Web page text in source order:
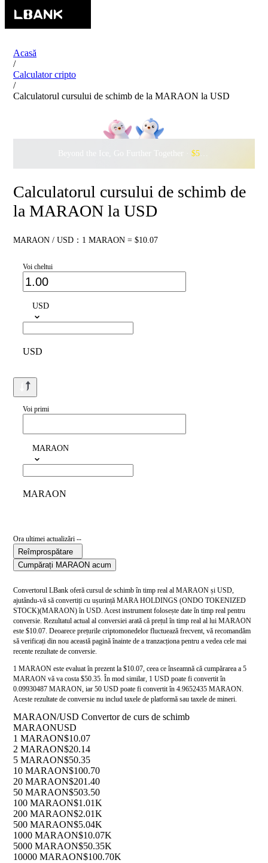
Acasă
/
Calculator cripto
/
Calculatorul cursului de schimb de la MARAON la USD
Beyond the Ice, Go Further Together · $500,000
Calculatorul cursului de schimb de
la MARAON la USD
MARAON / USD：1 MARAON = $10.07
Voi cheltui
USD
USD
Voi primi
MARAON
MARAON
Ora ultimei actualizări --
Reîmprospătare
Cumpărați MARAON acum
Convertorul LBank oferă cursul de schimb în timp real al MARAON și USD,
ajutându-vă să convertiți cu ușurință MARA HOLDINGS (ONDO TOKENIZED
STOCK)(MARAON) în USD. Acest instrument folosește date în timp real pentru
conversie. Rezultatul actual al conversiei arată că prețul în timp real al lui MARAON
este $10.07. Deoarece prețurile criptomonedelor fluctuează frecvent, vă recomandăm
să verificați din nou această pagină înainte de a tranzacționa pentru a vedea cele mai
recente rezultate de conversie.
1 MARAON este evaluat în prezent la $10.07, ceea ce înseamnă că cumpărarea a 5
MARAON vă va costa $50.35. În mod similar, 1 USD poate fi convertit în
0.09930487 MARAON, iar 50 USD poate fi convertit în 4.9652435 MARAON.
Aceste rezultate de conversie nu includ taxele de platformă sau taxele de mineri.
MARAON/USD Convertor de curs de schimb
MARAONUSD
1 MARAON$10.07
2 MARAON$20.14
5 MARAON$50.35
10 MARAON$100.70
20 MARAON$201.40
50 MARAON$503.50
100 MARAON$1.01K
200 MARAON$2.01K
500 MARAON$5.04K
1000 MARAON$10.07K
5000 MARAON$50.35K
10000 MARAON$100.70K